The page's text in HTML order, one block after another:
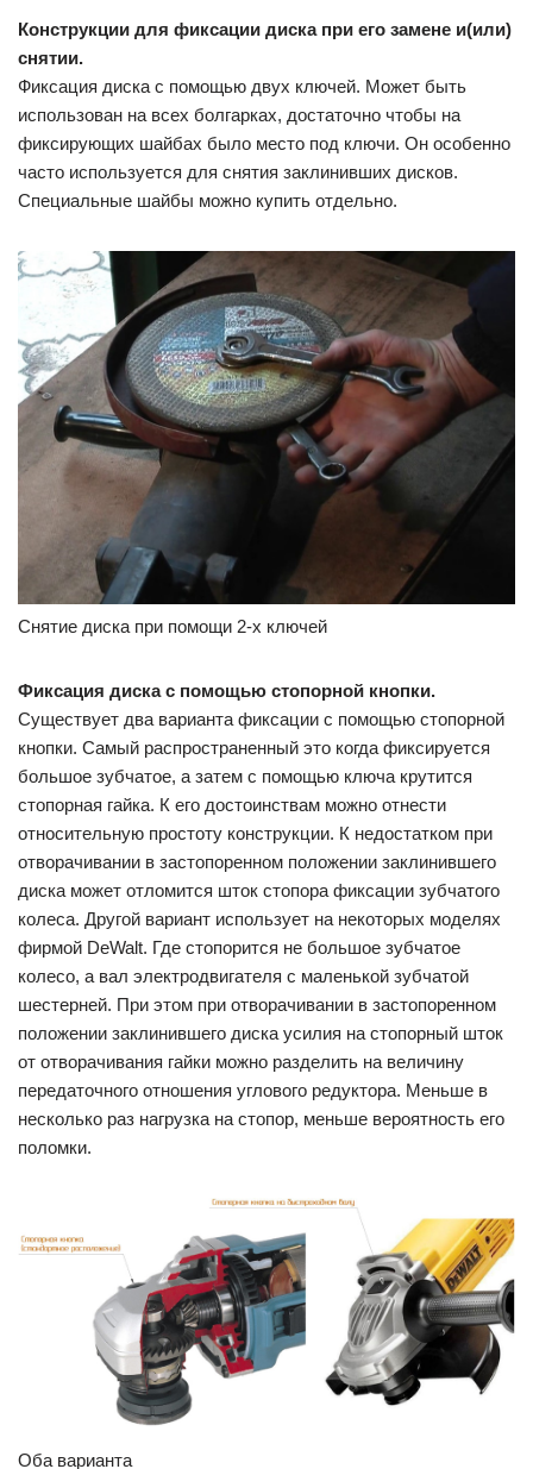
Конструкции для фиксации диска при его замене и(или)
снятии.
Фиксация диска с помощью двух ключей. Может быть
использован на всех болгарках, достаточно чтобы на
фиксирующих шайбах было место под ключи. Он особенно
часто используется для снятия заклинивших дисков.
Специальные шайбы можно купить отдельно.
Снятие диска при помощи 2-х ключей
Фиксация диска с помощью стопорной кнопки.
Существует два варианта фиксации с помощью стопорной
кнопки. Самый распространенный это когда фиксируется
большое зубчатое, а затем с помощью ключа крутится
стопорная гайка. К его достоинствам можно отнести
относительную простоту конструкции. К недостатком при
отворачивании в застопоренном положении заклинившего
диска может отломится шток стопора фиксации зубчатого
колеса. Другой вариант использует на некоторых моделях
фирмой DeWalt. Где стопорится не большое зубчатое
колесо, а вал электродвигателя с маленькой зубчатой
шестерней. При этом при отворачивании в застопоренном
положении заклинившего диска усилия на стопорный шток
от отворачивания гайки можно разделить на величину
передаточного отношения углового редуктора. Меньше в
несколько раз нагрузка на стопор, меньше вероятность его
поломки.
Оба варианта